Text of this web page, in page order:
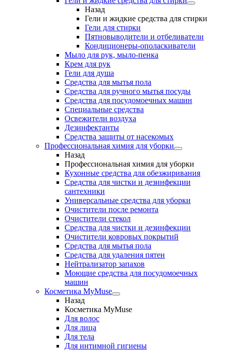
Назад
Гели и жидкие средства для стирки
Гели для стирки
Пятновыводители и отбеливатели
Кондиционеры-ополаскиватели
Мыло для рук, мыло-пенка
Крем для рук
Гели для душа
Средства для мытья пола
Средства для ручного мытья посуды
Средства для посудомоечных машин
Специальные средства
Освежители воздуха
Дезинфектанты
Средства защиты от насекомых
Профессиональная химия для уборки
Назад
Профессиональная химия для уборки
Кухонные средства для обезжиривания
Средства для чистки и дезинфекции
сантехники
Универсальные средства для уборки
Очистители после ремонта
Очистители стекол
Средства для чистки и дезинфекции
Очистители ковровых покрытий
Средства для мытья пола
Средства для удаления пятен
Нейтрализатор запахов
Моющие средства для посудомоечных
машин
Косметика MyMuse
Назад
Косметика MyMuse
Для волос
Для лица
Для тела
Для интимной гигиены